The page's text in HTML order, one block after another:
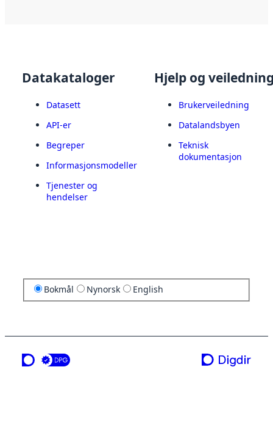
Datakataloger
Datasett
API-er
Begreper
Informasjonsmodeller
Tjenester og
hendelser
Hjelp og
Brukerveiledning
Datalandsbyen
Teknisk
dokumentasjon
Bokmål Nynorsk English